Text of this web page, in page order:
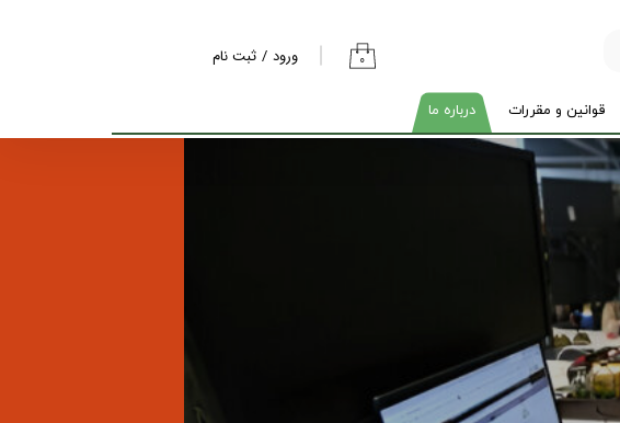
۰ ورود / ثبت نام
تغییر گذر واژه
قوانین و مقررات درباره ما